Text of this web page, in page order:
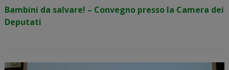
Bambini da salvare! – Convegno presso la Camera dei
Deputati